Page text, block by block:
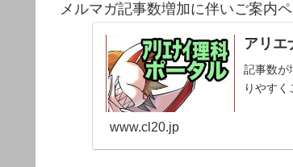
メルマガ記事数増加に伴いご案内
アリエ
記事数が
りやすく
www.cl20.jp